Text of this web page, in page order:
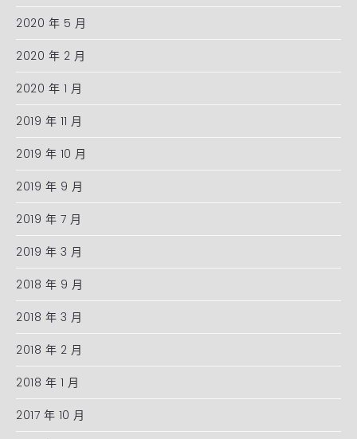
2020 年 5 月
2020 年 2 月
2020 年 1 月
2019 年 11 月
2019 年 10 月
2019 年 9 月
2019 年 7 月
2019 年 3 月
2018 年 9 月
2018 年 3 月
2018 年 2 月
2018 年 1 月
2017 年 10 月